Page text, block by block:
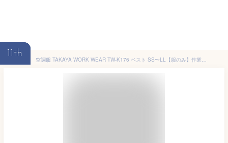
11th
空調服 TAKAYA WORK WEAR TW-K176 ベスト SS〜LL【服のみ】作業服/作業着